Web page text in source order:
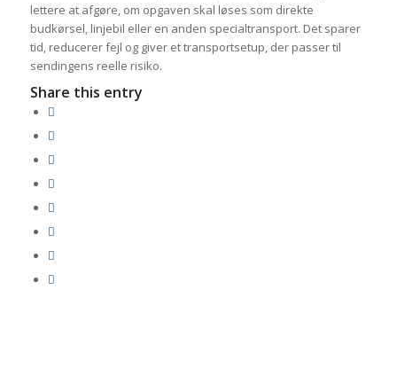
lettere at afgøre, om opgaven skal løses som direkte
budkørsel, linjebil eller en anden specialtransport. Det sparer
tid, reducerer fejl og giver et transportsetup, der passer til
sendingens reelle risiko.
Share this entry